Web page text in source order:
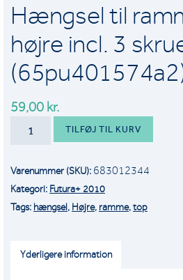
Hængsel til
højre incl. 3
59,00 kr.
HÆNGSEL
HØJRE
INCL.
SKRUER
TILFØJ TIL KURV
Varenummer (SKU): 683012344
Kategori: Futura+ 2010
Tags: hængsel, Højre, ramme,top
Yderligere information